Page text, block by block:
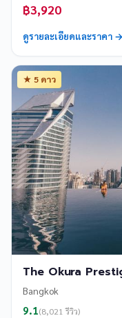
฿3,920
ดูรายละเอียดและราคา →
★ 5 ดาว
The Okura
Bangkok
9.1(8,021 รีวิว)